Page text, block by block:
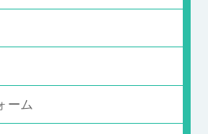
ーム